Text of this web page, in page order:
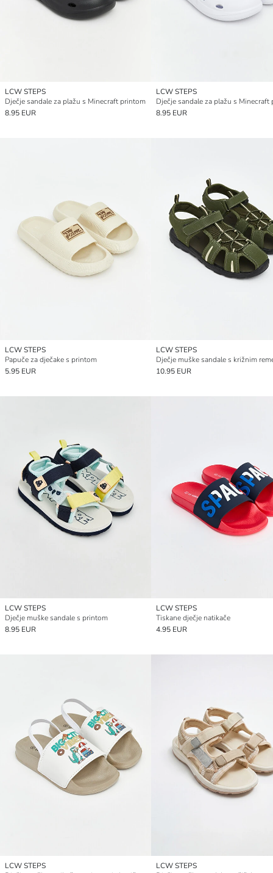
LCW STEPS
Dječje sandale za plažu s Minecraft printom
8.95 EUR
LCW STEPS
Dječje sandale za plažu s Minecraft
8.95 EUR
LCW STEPS
Papuče za dječake s printom
5.95 EUR
LCW STEPS
10.95 EUR
LCW STEPS
Dječje muške sandale s printom
8.95 EUR
LCW STEPS
Tiskane dječje natikače
4.95 EUR
LCW STEPS
LCW STEPS